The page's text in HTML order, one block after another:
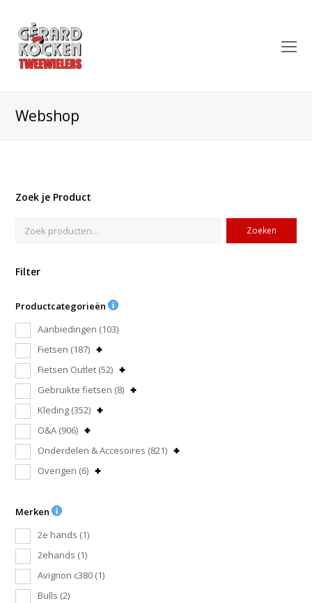
Webshop
Zoek je Product
Zoeken
Filter
Productcategorieën
Aanbiedingen (103)
Fietsen (187)
Fietsen Outlet (52)
Gebruikte fietsen (8)
Kleding (352)
O&A (906)
Onderdelen & Accesoires (821)
Overigen (6)
Merken
2e hands (1)
2ehands (1)
Avignon c380 (1)
Bulls (2)